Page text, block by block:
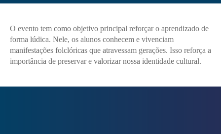
O evento tem como objetivo principal reforçar o aprendizado de
forma lúdica. Nele, os alunos conhecem e vivenciam
manifestações folclóricas que atravessam gerações. Isso reforça a
importância de preservar e valorizar nossa identidade cultural.